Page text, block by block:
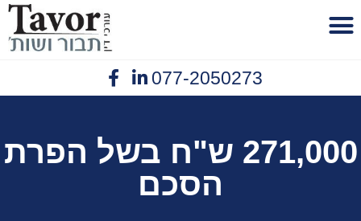
077-2050273
271,000 ש"ח בשל הפרת
הסכם